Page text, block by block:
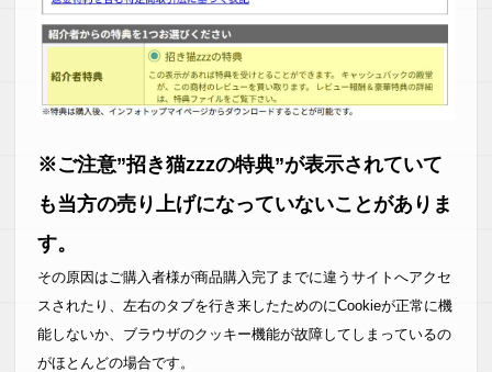
※ご注意”招き猫zzzの特典”が表示されていて
も当方の売り上げになっていないことがありま
す。
その原因はご購入者様が商品購入完了までに違うサイトへアクセ
スされたり、左右のタブを行き来したためのにCookieが正常に機
能しないか、ブラウザのクッキー機能が故障してしまっているの
がほとんどの場合です。